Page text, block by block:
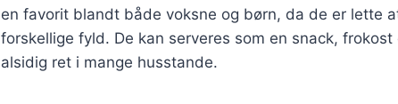
en favorit blandt både voksne og børn, da de er lette
forskellige fyld. De kan serveres som en snack,
alsidig ret i mange husstande.